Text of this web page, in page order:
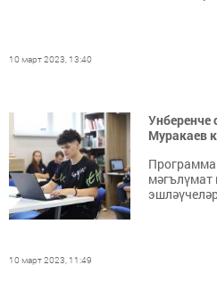
10 март 2023, 13:40
Муракаев
Программа
мәгълүмат
10 март 2023, 11:49